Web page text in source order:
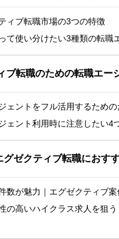
ィブ転職市場の3つの特徴
て使い分けたい3種類の転職
ブ転職のための転職エー
ェントをフル活用するため
ェント利用時に注意したい4
グゼクティブ転職におす
数が魅力｜エグゼクティブ
の高いハイクラス求人を狙